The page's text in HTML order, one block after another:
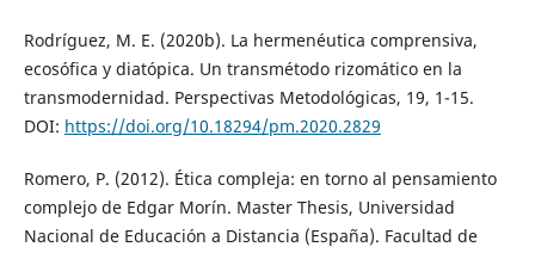
Rodríguez, M. E. (2020b). La hermenéutica comprensiva,
ecosófica y diatópica. Un transmétodo rizomático en la
transmodernidad. Perspectivas Metodológicas, 19, 1-15.
DOI: https://doi.org/10.18294/pm.2020.2829
Romero, P. (2012). Ética compleja: en torno al pensamiento
complejo de Edgar Morín. Master Thesis, Universidad
Nacional de Educación a Distancia (España). Facultad de